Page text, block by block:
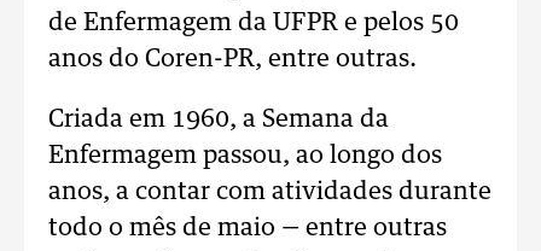
de Enfermagem da UFPR e pelos 50
anos do Coren-PR, entre outras.
Criada em 1960, a Semana da
Enfermagem passou, ao longo dos
anos, a contar com atividades durante
todo o mês de maio — entre outras